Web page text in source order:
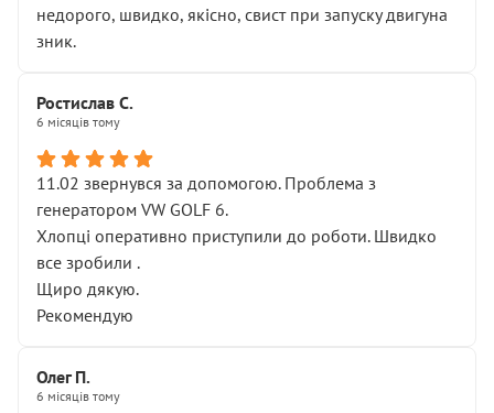
недорого, швидко, якісно, свист при запуску двигуна
зник.
Ростислав С.
6 місяців тому
11.02 звернувся за допомогою. Проблема з
генератором VW GOLF 6.
Хлопці оперативно приступили до роботи. Швидко
все зробили .
Щиро дякую.
Рекомендую
Олег П.
6 місяців тому